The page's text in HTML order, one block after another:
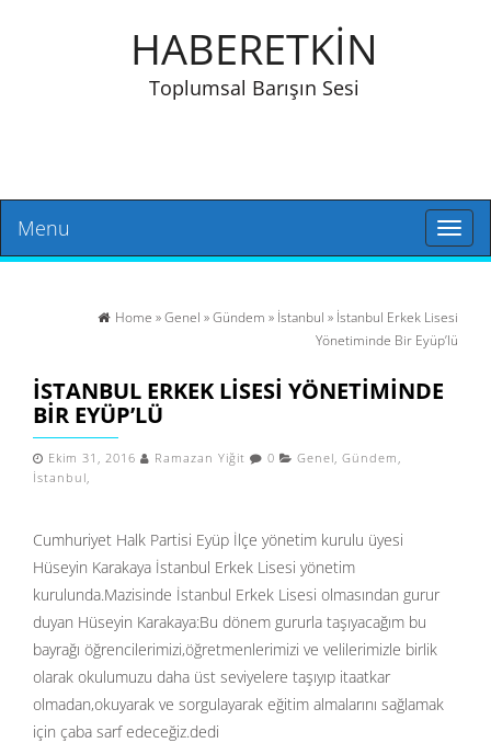
HABERETKİN
Toplumsal Barışın Sesi
Toggle
Menu
Home »Genel »Gündem » İstanbul » İstanbul Erkek Lisesi
Yönetiminde Bir Eyüp’lü
İSTANBUL ERKEK LISESI YÖNETIMINDE
BIR EYÜP’LÜ
Ekim 31, 2016 Ramazan Yiğit 0 Genel, Gündem ,
İstanbul,
Cumhuriyet Halk Partisi Eyüp İlçe yönetim kurulu üyesi
Hüseyin Karakaya İstanbul Erkek Lisesi yönetim
kurulunda.Mazisinde İstanbul Erkek Lisesi olmasından gurur
duyan Hüseyin Karakaya:Bu dönem gururla taşıyacağım bu
bayrağı öğrencilerimizi,öğretmenlerimizi ve velilerimizle birlik
olarak okulumuzu daha üst seviyelere taşıyıp itaatkar
olmadan,okuyarak ve sorgulayarak eğitim almalarını sağlamak
için çaba sarf edeceğiz.dedi